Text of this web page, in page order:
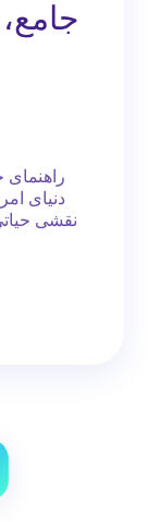
دنیای
نقشی